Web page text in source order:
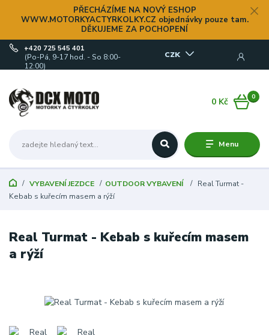
PŘECHÁZÍME NA NOVÝ ESHOP
WWW.MOTORKYACTYRKOLKY.CZ objednávky pouze tam.
DĚKUJEME ZA POCHOPENÍ
Menu
CZK
+420 725 545 401
(Po-Pá, 9-17 hod. - So 8:00-
12:00)
0
0 Kč
VYBAVENÍ JEZDCE OUTDOOR VYBAVENÍ
Real Turmat -
Kebab s kuřecím masem a rýží
Real Turmat - Kebab s kuřecím masem
a rýží